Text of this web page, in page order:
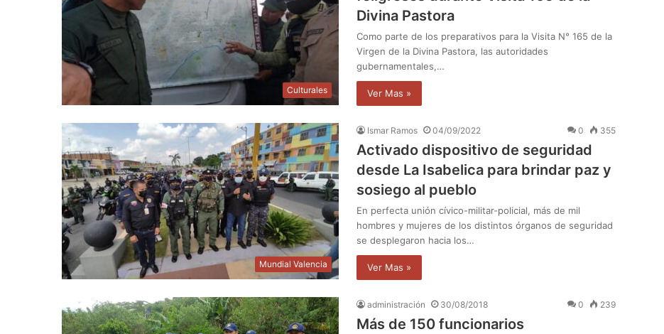
Culturales
Divina Pastora
Como parte de los preparativos para la Visita N° 165 de la
Virgen de la Divina Pastora, las autoridades
gubernamentales,…
Ver Mas »
Mundial Valencia
Ismar Ramos 04/09/2022 0 355
Activado dispositivo de seguridad
desde La Isabelica para brindar paz y
sosiego al pueblo
En perfecta unión cívico-militar-policial, más de mil
hombres y mujeres de los distintos órganos de seguridad
se desplegaron hacia los…
Ver Mas »
administración 30/08/2018 0 239
Más de 150 funcionarios